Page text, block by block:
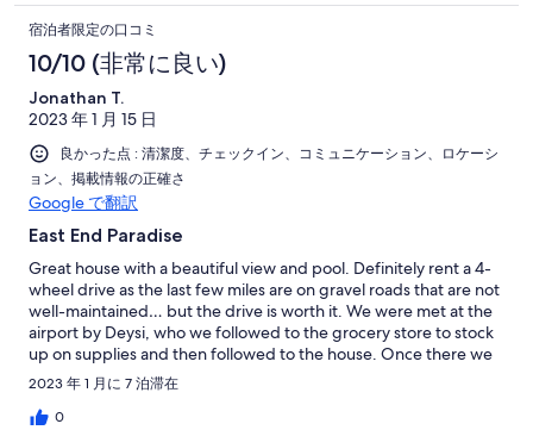
environment. We enjoyed the mangrove tour and
dinners/drinks at Trico-Jonesville. Sherri and Brian are great
hosts with prompt and clear communications and they helped
coordinate last minute details. The home decorations are more
than we expected and reflect the love the owners have for their
house. This is great place to get away from electronics (even
though there is WiFi and cell coverage) and enjoy the beauty of
Roatan and the Caribbean.
宿泊者限定の口コミ
10/10 (非常に良い)
Jonathan T.
2023 年 1 月 15 日
良かった点 : 清潔度、チェックイン、コミュニケーション、ロケーシ
ョン、掲載情報の正確さ
Google で翻訳
East End Paradise
Great house with a beautiful view and pool. Definitely rent a 4-
wheel drive as the last few miles are on gravel roads that are not
well-maintained… but the drive is worth it. We were met at the
airport by Deysi, who we followed to the grocery store to stock
up on supplies and then followed to the house. Once there we
were met by Ty Ty, who was a great asset. He gave us advice on
where to go and what to do on the east end of the island. We
took advantage of the “mangrove boat tour” and Ty Ty was a
2023 年 1 月に 7 泊滞在
0